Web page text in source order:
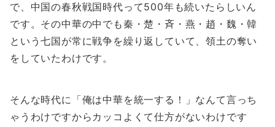
で、中国の春秋戦国時代って500年も続いたらしいん
です。その中華の中でも秦・楚・斉・燕・趙・魏・韓
という七国が常に戦争を繰り返していて、領土の奪い
をしていたわけです。
そんな時代に「俺は中華を統一する！」なんて言っち
ゃうわけですからカッコよくて仕方がないわけです